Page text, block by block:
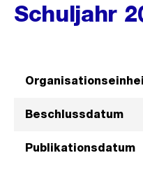
Schuljahr
Beschlussdatum
Publikationsdatum